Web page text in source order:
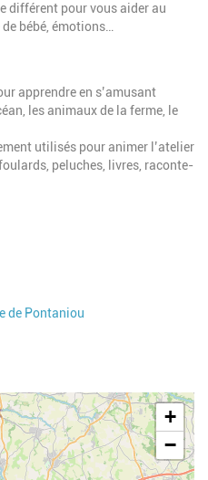
différent pour vous aider au
bébé, émotions…
apprendre en s’amusant
les animaux de la ferme, le
utilisés pour animer l’atelier
peluches, livres, raconte-
de Pontaniou
+
−